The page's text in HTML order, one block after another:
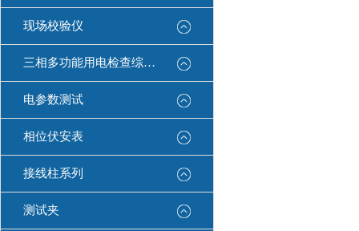
现场校验仪
三相多功能用电检查综合测试仪
电参数测试
相位伏安表
接线柱系列
测试夹